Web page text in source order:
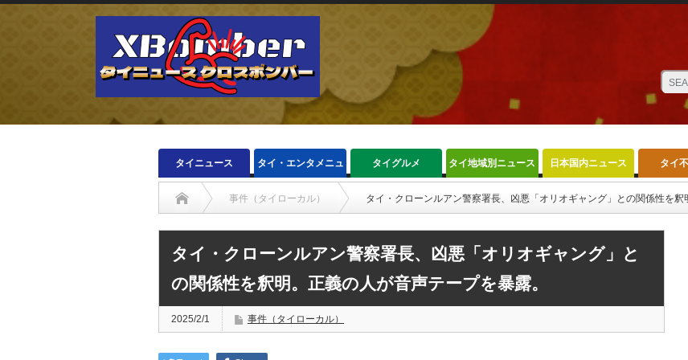
タイニュース タイ・エンタメニュ
ース
タイグルメ タイ地域別ニュース 日本国内ニュース タイ
事件（タイローカル） タイ・クローンルアン警察署長、凶悪「オリオギャング」との関係性を釈
タイ・クローンルアン警察署長、凶悪「オリオギャング」と
の関係性を釈明。正義の人が音声テープを暴露。
2025/2/1 事件（タイローカル）